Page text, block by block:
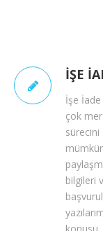
İŞE
İşe
çok
bilgileri